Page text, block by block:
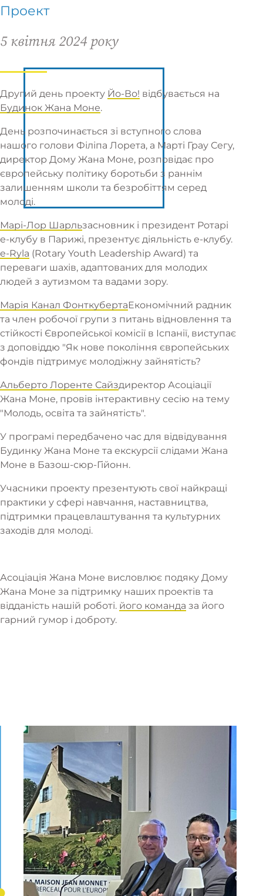
Проект
5 квітня 2024 року
Другий день проекту Йо-Во! відбувається на
Будинок Жана Моне.
День розпочинається зі вступного слова
нашого голови Філіпа Лорета, а Марті Грау Сегу,
директор Дому Жана Моне, розповідає про
європейську політику боротьби з раннім
залишенням школи та безробіттям серед
молоді.
Марі-Лор Шарльзасновник і президент Ротарі
е-клубу в Парижі, презентує діяльність е-клубу.
e-Ryla (Rotary Youth Leadership Award) та
переваги шахів, адаптованих для молодих
людей з аутизмом та вадами зору.
Марія Канал ФонткубертаЕкономічний радник
та член робочої групи з питань відновлення та
стійкості Європейської комісії в Іспанії, виступає
з доповіддю "Як нове покоління європейських
фондів підтримує молодіжну зайнятість?
Альберто Лоренте Сайздиректор Асоціації
Жана Моне, провів інтерактивну сесію на тему
"Молодь, освіта та зайнятість".
У програмі передбачено час для відвідування
Будинку Жана Моне та екскурсії слідами Жана
Моне в Базош-сюр-Гійонн.
Учасники проекту презентують свої найкращі
практики у сфері навчання, наставництва,
підтримки працевлаштування та культурних
заходів для молоді.
Асоціація Жана Моне висловлює подяку Дому
Жана Моне за підтримку наших проектів та
відданість нашій роботі. його команда за його
гарний гумор і доброту.